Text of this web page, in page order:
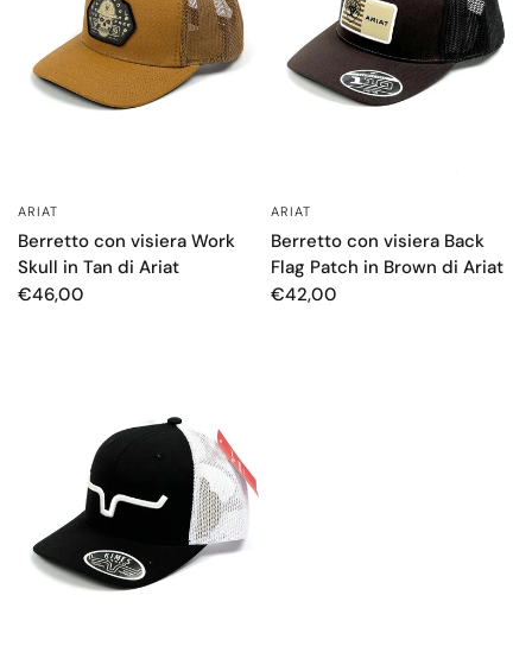
ARIAT
Berretto con visiera Work
Skull in Tan di Ariat
€46,00
ARIAT
Berretto con visiera Back
Flag Patch in Brown di Ariat
€42,00